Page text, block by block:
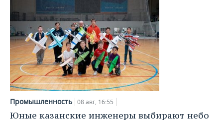
Промышленность 08 авг, 16:55
Юные казанские инженеры выбирают небо